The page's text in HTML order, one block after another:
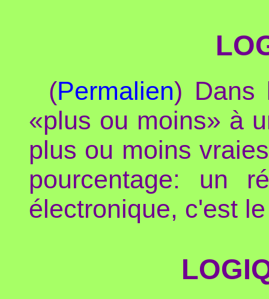
(Permalien) Dans
«plus ou moins» à
plus ou moins
pourcentage: un
électronique, c'est